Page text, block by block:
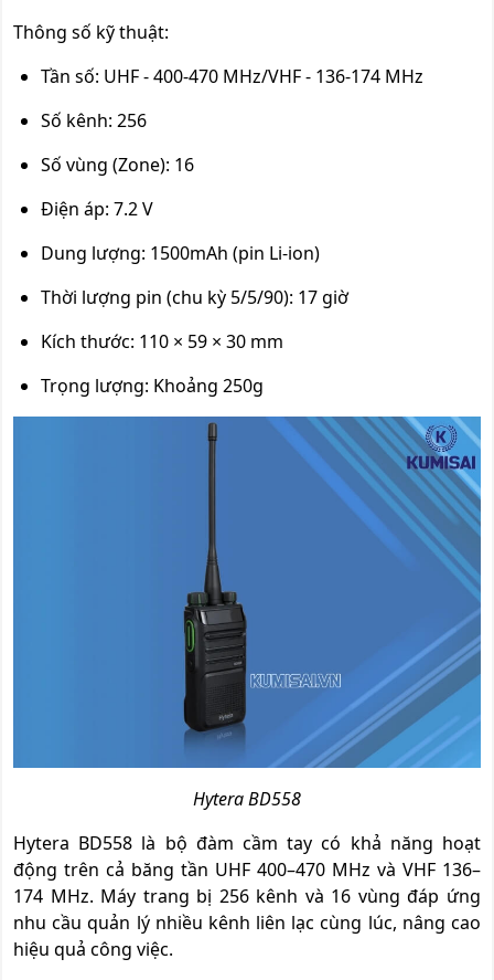
Thông số kỹ thuật:
Tần số: UHF - 400-470 MHz/VHF - 136-174 MHz
Số kênh: 256
Số vùng (Zone): 16
Điện áp: 7.2 V
Dung lượng: 1500mAh (pin Li-ion)
Thời lượng pin (chu kỳ 5/5/90): 17 giờ
Kích thước: 110 × 59 × 30 mm
Trọng lượng: Khoảng 250g
Hytera BD558
Hytera BD558 là bộ đàm cầm tay có khả năng hoạt
động trên cả băng tần UHF 400–470 MHz và VHF 136–
174 MHz. Máy trang bị 256 kênh và 16 vùng đáp ứng
nhu cầu quản lý nhiều kênh liên lạc cùng lúc, nâng cao
hiệu quả công việc.